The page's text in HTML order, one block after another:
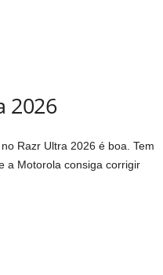
2026
Razr Ultra 2026 é boa. Tem
a Motorola consiga corrigir